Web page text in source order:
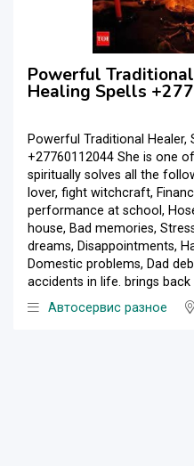
Powerful
Healing Spells
Powerful Traditional Healer,
+27760112044 She is one
spiritually solves all the
lover, fight witchcraft,
performance at school,
house, Bad memories,
dreams, Disappointments,
Domestic problems, Dad
accidents in life. brings
Автосервис разное